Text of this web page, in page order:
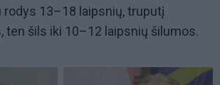
rodys 13–18 laipsnių, truputį
ten šils iki 10–12 laipsnių šilumos.